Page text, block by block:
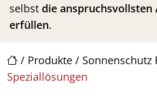
/ Produkte / Sonnenschutz
Speziallösungen
selbst die anspruchsvollsten
erfüllen.